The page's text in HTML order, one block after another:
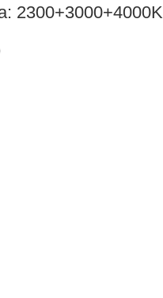
2300+3000+4000K